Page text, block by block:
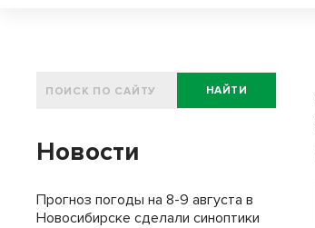
НАЙТИ
Новости
Прогноз погоды на 8-9 августа в
Новосибирске сделали синоптики